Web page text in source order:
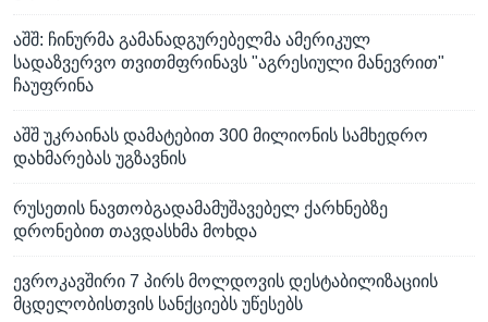
აშშ: ჩინურმა გამანადგურებელმა ამერიკულ
სადაზვერვო თვითმფრინავს "აგრესიული მანევრით"
ჩაუფრინა
აშშ უკრაინას დამატებით 300 მილიონის სამხედრო
დახმარებას უგზავნის
რუსეთის ნავთობგადამამუშავებელ ქარხნებზე
დრონებით თავდასხმა მოხდა
ევროკავშირი 7 პირს მოლდოვის დესტაბილიზაციის
მცდელობისთვის სანქციებს უწესებს